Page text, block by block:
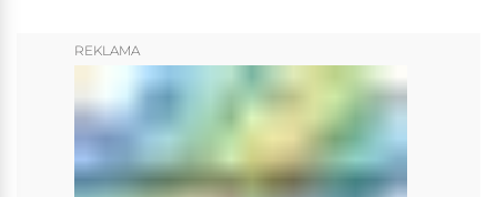
REKLAMA